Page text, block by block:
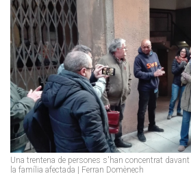
Una trentena de persones s'han concentrat
la família afectada | Ferran Domènech